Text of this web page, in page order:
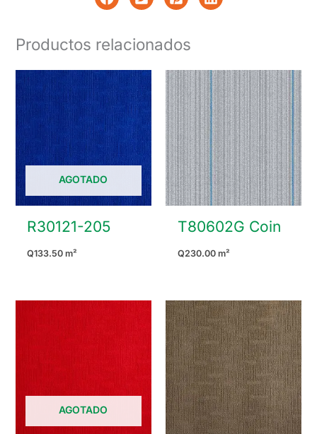
Productos relacionados
AGOTADO
R30121-205
Q133.50 m²
T80602G Coin
Q230.00m²
AGOTADO